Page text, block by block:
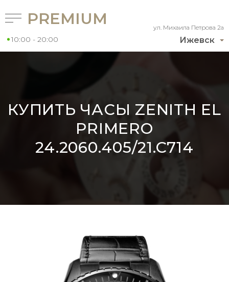
Ижевск
ул. Михаила Петрова 2а
PREMIUM
10:00 - 20:00
КУПИТЬ ЧАСЫ ZENITH EL
PRIMERO
24.2060.405/21.C714